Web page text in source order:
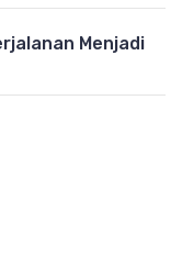
Menjadi